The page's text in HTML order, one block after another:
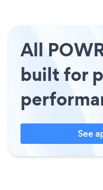
All
built for
See